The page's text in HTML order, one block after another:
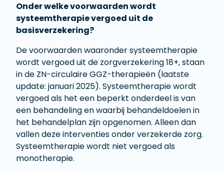
Onder welke voorwaarden wordt
systeemtherapie vergoed uit de
basisverzekering?
De voorwaarden waaronder systeemtherapie
wordt vergoed uit de zorgverzekering 18+, staan
in de ZN-circulaire GGZ-therapieën (laatste
update: januari 2025). Systeemtherapie wordt
vergoed als het een beperkt onderdeel is van
een behandeling en waarbij behandeldoelen in
het behandelplan zijn opgenomen. Alleen dan
vallen deze interventies onder verzekerde zorg.
Systeemtherapie wordt niet vergoed als
monotherapie.